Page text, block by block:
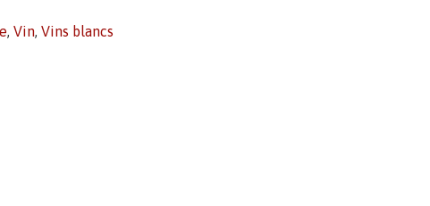
Vin Vins blancs